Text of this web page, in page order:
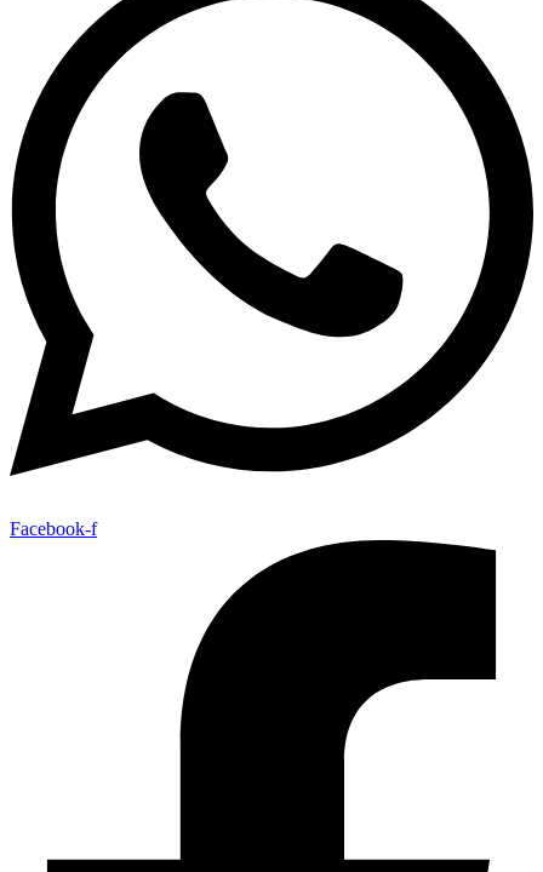
Facebook-f